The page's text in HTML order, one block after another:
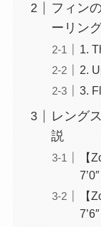
フィン
ーリン
1.
2.
3.
レング
説
【
7’0″
【
7’6″